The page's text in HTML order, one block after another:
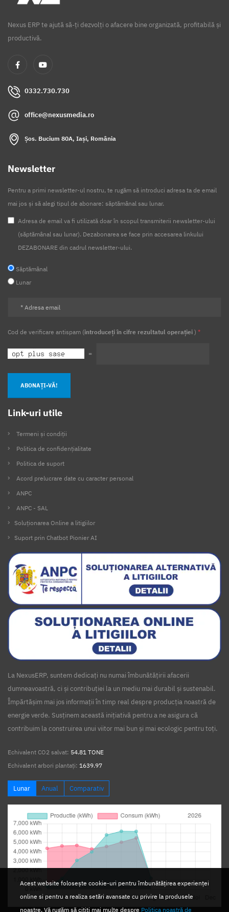
Acest website folosește cookie-uri pentru îmbunătățirea experienței
online si pentru a realiza setări avansate cu privire la produsele
noastre. Vă rugăm să citiți mai multe despre Politica noastră de
Nexus ERP te ajută să-ți dezvolți o afacere bine organizată, profitabilă și
productivă.
0332.730.730
office@nexusmedia.ro
Șos. Bucium 80A, Iași, România
Newsletter
Pentru a primi newsletter-ul nostru, te rugăm să introduci adresa ta de email
mai jos și să alegi tipul de abonare: săptămânal sau lunar.
Adresa de email va fi utilizată doar în scopul transmiterii newsletter-ului
(săptămânal sau lunar). Dezabonarea se face prin accesarea linkului
DEZABONARE din cadrul newsletter-ului.
Săptămânal
Lunar
Cod de verificare antispam (introduceți în cifre rezultatul operației ) *
=
ABONAȚI-VĂ!
Link-uri utile
Termeni și condiții
Politica de confidențialitate
Politica de suport
Acord prelucrare date cu caracter personal
ANPC
ANPC - SAL
Soluționarea Online a litigiilor
Suport prin Chatbot Pionier AI
La NexusERP, suntem dedicați nu numai îmbunătățirii afacerii
dumneavoastră, ci și contribuției la un mediu mai durabil și sustenabil.
Împărtășim mai jos informații în timp real despre producția noastră de
energie verde. Susținem această inițiativă pentru a ne asigura că
contribuim la construirea unui viitor mai bun și mai ecologic pentru toți.
Echivalent CO2 salvat: 54.81 TONE
Echivalent arbori plantați: 1639.97
Lunar Anual Comparativ